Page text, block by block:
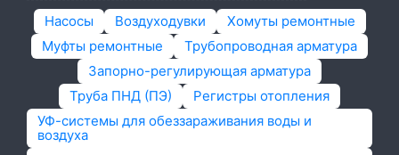
Насосы Воздуходувки
Хомуты ремонтные
Муфты ремонтные
Трубопроводная арматура
Запорно-регулирующая арматура
Труба ПНД (ПЭ)
Регистры отопления
УФ-системы для обеззараживания воды и
воздуха